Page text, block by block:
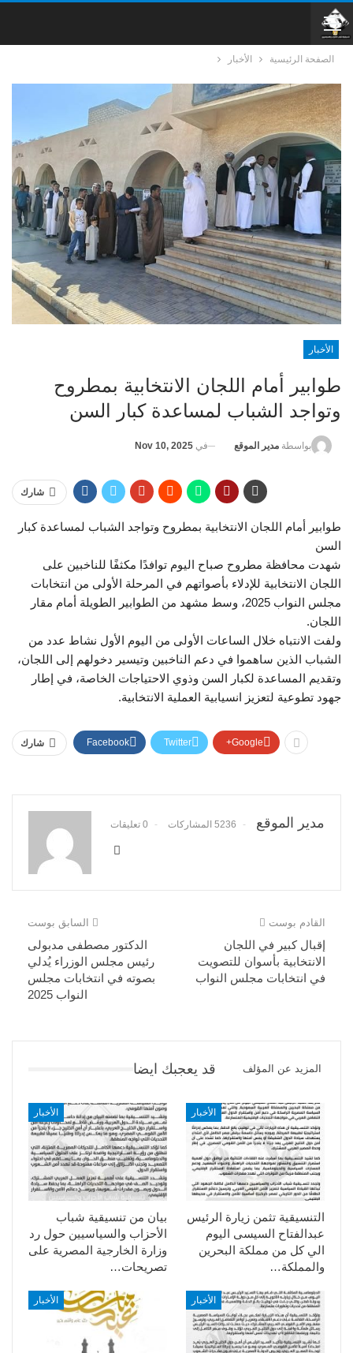
الصفحة الرئيسية الأخبار
الأخبار
طوابير أمام اللجان الانتخابية بمطروح
وتواجد الشباب لمساعدة كبار السن
بواسطة مدير الموقع في Nov 10, 2025
شارك
طوابير أمام اللجان الانتخابية بمطروح وتواجد الشباب لمساعدة كبار
السن
شهدت محافظة مطروح صباح اليوم توافدًا مكثفًا للناخبين على
اللجان الانتخابية للإدلاء بأصواتهم في المرحلة الأولى من انتخابات
مجلس النواب 2025، وسط مشهد من الطوابير الطويلة أمام مقار
اللجان.
ولفت الانتباه خلال الساعات الأولى من اليوم الأول نشاط عدد من
الشباب الذين ساهموا في دعم الناخبين وتيسير دخولهم إلى اللجان،
وتقديم المساعدة لكبار السن وذوي الاحتياجات الخاصة، في إطار
جهود تطوعية لتعزيز انسيابية العملية الانتخابية.
شارك Facebook Twitter Google+
مدير الموقع 5236 المشاركات 0 تعليقات
السابق بوست
الدكتور مصطفى مدبولى
رئيس مجلس الوزراء يُدلي
بصوته في انتخابات مجلس
النواب 2025
القادم بوست
إقبال كبير في اللجان
الانتخابية بأسوان للتصويت
في انتخابات مجلس النواب
قد يعجبك ايضا المزيد عن المؤلف
الأخبار
بيان من تنسيقية شباب
الأحزاب والسياسيين حول رد
وزارة الخارجية المصرية على
تصريحات…
الأخبار
التنسيقية تثمن زيارة الرئيس
عبدالفتاح السيسى اليوم
الي كل من مملكة البحرين
والمملكة…
الأخبار الأخبار